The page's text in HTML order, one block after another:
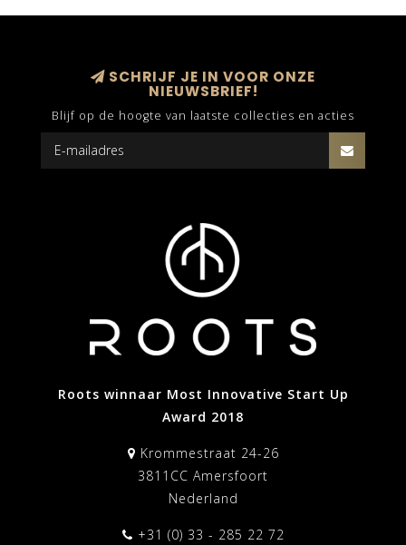
SCHRIJF JE IN VOOR ONZE
NIEUWSBRIEF!
Blijf op de hoogte van laatste collecties en acties
Roots winnaar Most Innovative Start Up
Award 2018
Krommestraat 24-26
3811CC Amersfoort
Nederland
+31 (0) 33 - 285 22 72